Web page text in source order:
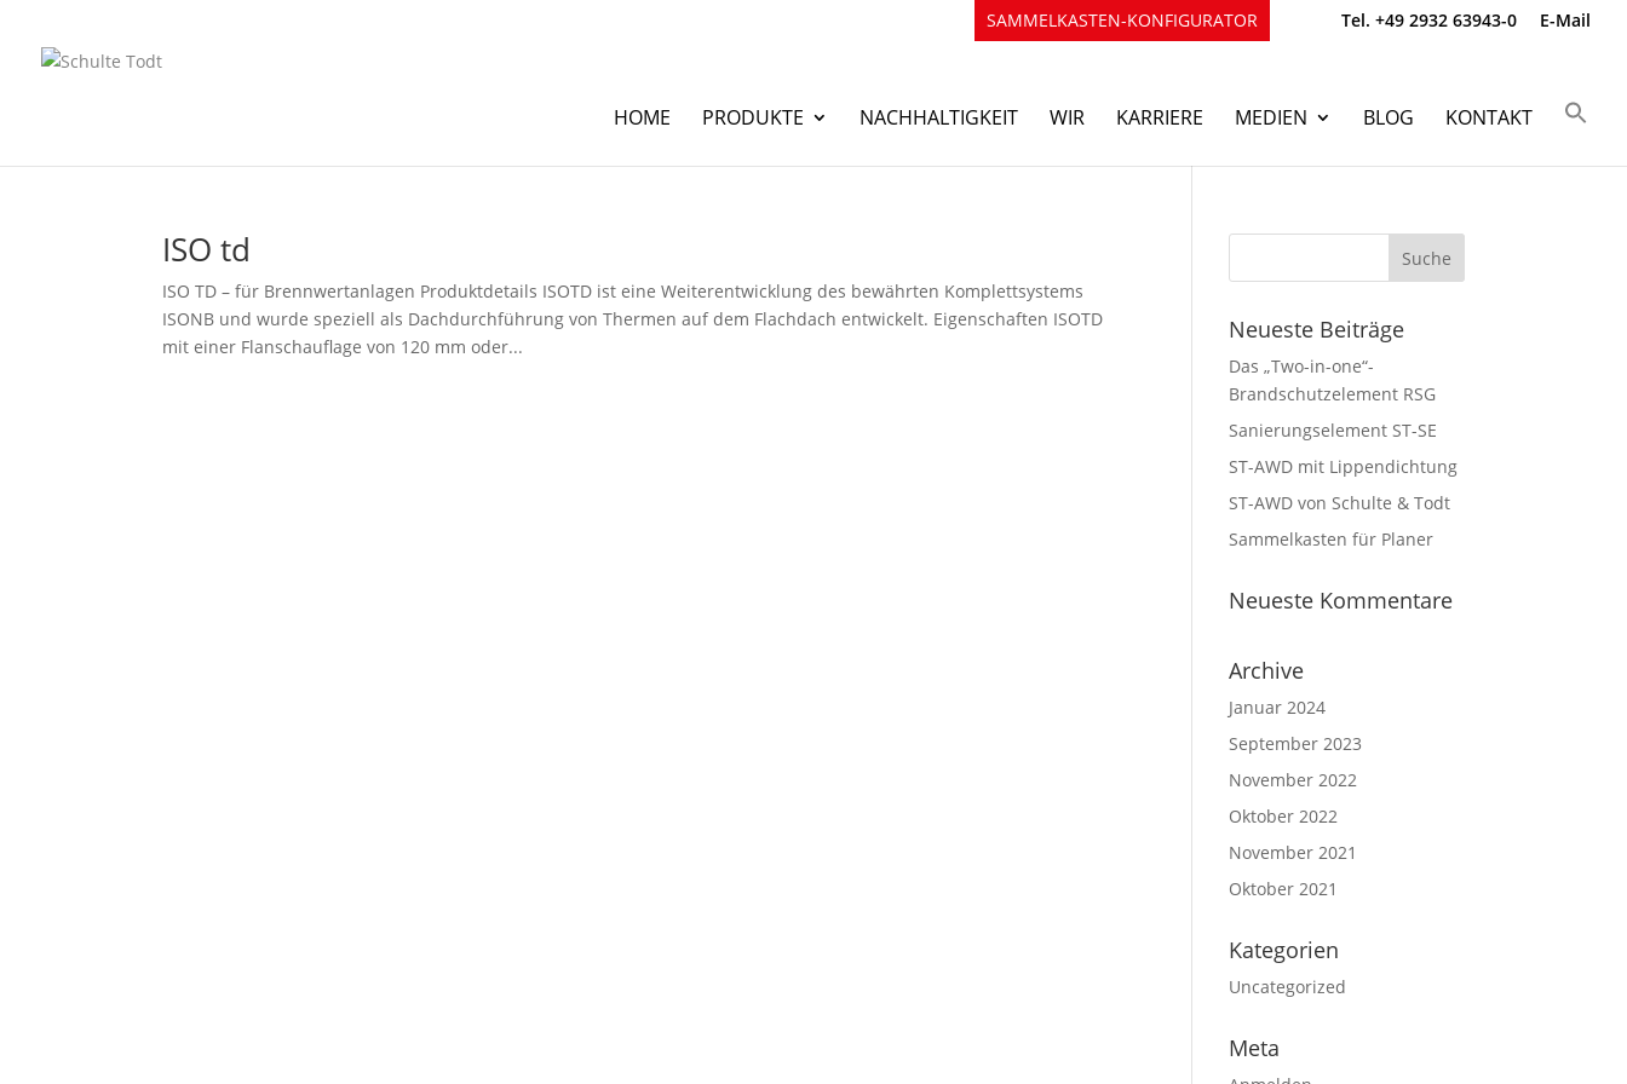
SAMMELKASTEN-KONFIGURATOR Tel. +49 2932 63943-0 E-Mail
HOME PRODUKTE NACHHALTIGKEIT WIR KARRIERE MEDIEN BLOG KONTAKT
ISO td
ISO TD – für Brennwertanlagen Produktdetails ISOTD ist eine Weiterentwicklung des bewährten Komplettsystems
ISONB und wurde speziell als Dachdurchführung von Thermen auf dem Flachdach entwickelt. Eigenschaften ISOTD
mit einer Flanschauflage von 120 mm oder...
Neueste Beiträge
Das „Two-in-one“-
Brandschutzelement RSG
Sanierungselement ST-SE
ST-AWD mit Lippendichtung
ST-AWD von Schulte & Todt
Sammelkasten für Planer
Neueste Kommentare
Archive
Januar 2024
September 2023
November 2022
Oktober 2022
November 2021
Oktober 2021
Kategorien
Uncategorized
Meta